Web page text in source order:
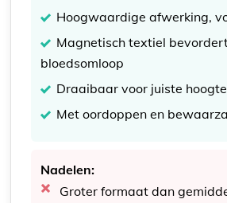
Hoogwaardige afwerking,
Magnetisch textiel
bloedsomloop
Draaibaar voor juiste hoogte
Met oordoppen en
Nadelen:
Groter formaat dan